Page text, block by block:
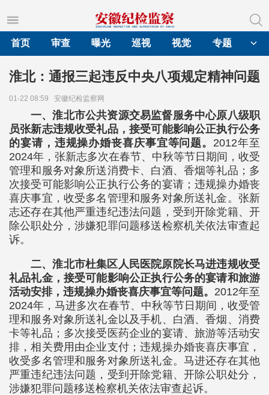
首页
审查 曝光 巡视 视觉 专题
淮北：通报三起违反中央八项规定精神问题
01-22 08:59 安徽纪检监察网
一、淮北市公共资源交易监督服务中心原八级职
员张新志违规收受礼品，接受可能影响公正执行公务
的宴请，违规操办婚丧喜庆事宜等问题。 2012年至
2024年，张新志多次在春节、中秋等节日期间，收受
管理和服务对象所送消费卡、白酒、香烟等礼品；多
次接受可能影响公正执行公务的宴请；违规操办婚丧
喜庆事宜，收受多名管理和服务对象所送礼金。张新
志还存在其他严重违纪违法问题，受到开除党籍、开
除公职处分，涉嫌犯罪问题移送检察机关依法审查起
诉。
二、淮北市杜集区人民医院原院长马进违规收受
礼品礼金，接受可能影响公正执行公务的宴请和旅游
活动安排，违规操办婚丧喜庆事宜等问题。 2012年至
2024年，马进多次在春节、中秋等节日期间，收受管
理和服务对象所送礼金以及手机、白酒、香烟、消费
卡等礼品；多次接受医药企业的宴请、旅游等活动安
排，相关费用由企业支付；违规操办婚丧喜庆事宜，
收受多名管理和服务对象所送礼金。马进还存在其他
严重违纪违法问题，受到开除党籍、开除公职处分，
涉嫌犯罪问题移送检察机关依法审查起诉。